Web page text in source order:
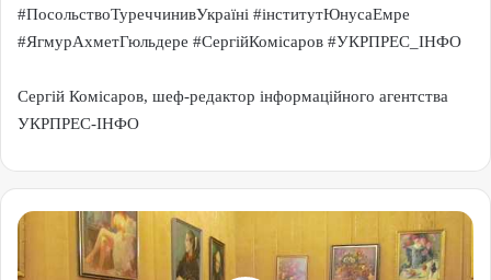
#ПосольствоТуреччинивУкраїні #інститутЮнусаЕмре
#ЯгмурАхметГюльдере #СергійКомісаров #УКРПРЕС_ІНФО
Сергій Комісаров, шеф-редактор інформаційного агентства
УКРПРЕС-ІНФО